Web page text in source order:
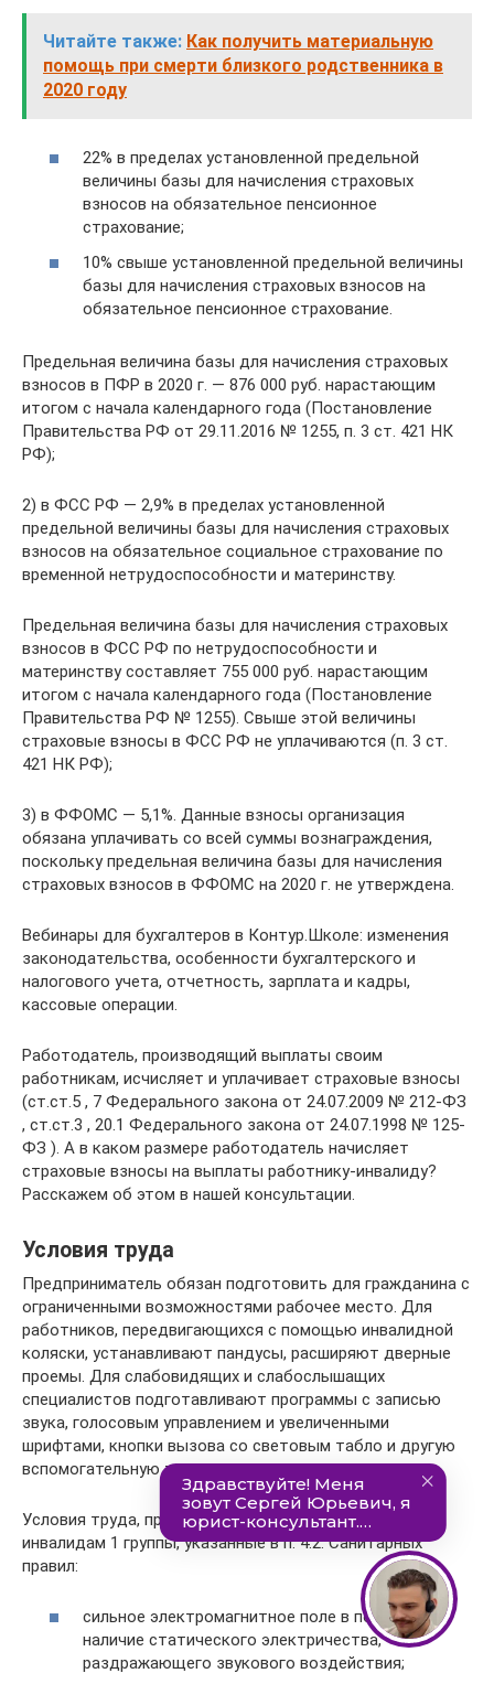
Читайте также: Как получить материальную
помощь при смерти близкого родственника в
2020 году
22% в пределах установленной предельной
величины базы для начисления страховых
взносов на обязательное пенсионное
страхование;
10% свыше установленной предельной величины
базы для начисления страховых взносов на
обязательное пенсионное страхование.
Предельная величина базы для начисления страховых
взносов в ПФР в 2020 г. — 876 000 руб. нарастающим
итогом с начала календарного года (Постановление
Правительства РФ от 29.11.2016 № 1255, п. 3 ст. 421 НК
РФ);
2) в ФСС РФ — 2,9% в пределах установленной
предельной величины базы для начисления страховых
взносов на обязательное социальное страхование по
временной нетрудоспособности и материнству.
Предельная величина базы для начисления страховых
взносов в ФСС РФ по нетрудоспособности и
материнству составляет 755 000 руб. нарастающим
итогом с начала календарного года (Постановление
Правительства РФ № 1255). Свыше этой величины
страховые взносы в ФСС РФ не уплачиваются (п. 3 ст.
421 НК РФ);
3) в ФФОМС — 5,1%. Данные взносы организация
обязана уплачивать со всей суммы вознаграждения,
поскольку предельная величина базы для начисления
страховых взносов в ФФОМС на 2020 г. не утверждена.
Вебинары для бухгалтеров в Контур.Школе: изменения
законодательства, особенности бухгалтерского и
налогового учета, отчетность, зарплата и кадры,
кассовые операции.
Работодатель, производящий выплаты своим
работникам, исчисляет и уплачивает страховые взносы
(ст.ст.5 , 7 Федерального закона от 24.07.2009 № 212-ФЗ
, ст.ст.3 , 20.1 Федерального закона от 24.07.1998 № 125-
ФЗ ). А в каком размере работодатель начисляет
страховые взносы на выплаты работнику-инвалиду?
Расскажем об этом в нашей консультации.
Условия труда
Предприниматель обязан подготовить для гражданина с
ограниченными возможностями рабочее место. Для
работников, передвигающихся с помощью инвалидной
коляски, устанавливают пандусы, расширяют дверные
проемы. Для слабовидящих и слабослышащих
специалистов подготавливают программы с записью
звука, голосовым управлением и увеличенными
шрифтами, кнопки вызова со световым табло и другую
вспомогательную технику.
Условия труда, при которых запрещено работать
инвалидам 1 группы, указанные в п. 4.2. Санитарных
правил:
сильное электромагнитное поле в помещении,
наличие статического электричества,
раздражающего звукового воздействия;